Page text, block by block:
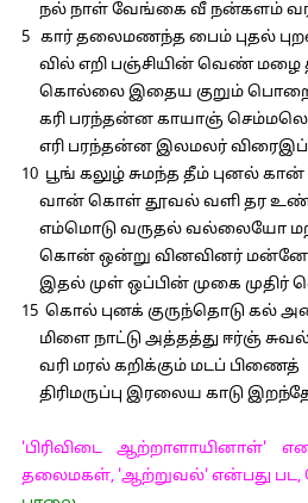
நல் நாள் வேங்கை வீ நன்களம்
5 கார் தலைமணந்த பைம் புதல்
வில் எறி பஞ்சியின் வெண் மழை
கொல்லை இதைய குறும் பொறை
கரி பரந்தன்ன காயாஞ்
எரி பரந்தன்ன இலமலர்
10 பூங் கலுழ் சுமந்த தீம் புனல் கான்
வான் கொள் தூவல் வளி தர
எம்மொடு வருதல் வல்லையோ
கொன் ஒன்று வினவினர் மன்னே
இதல் முள் ஒப்பின் முகை முதிர்
15 கொல் புனக் குருந்தொடு கல்
மிளை நாட்டு அத்தத்து ஈர்ஞ்
வரி மரல் கறிக்கும் மடப் பிணைத்
திரிமருப்பு இரலைய காடு
'பிரிவிடை ஆற்றாளாயினாள்'
தலைமகள், 'ஆற்றுவல்' என்பது பட,